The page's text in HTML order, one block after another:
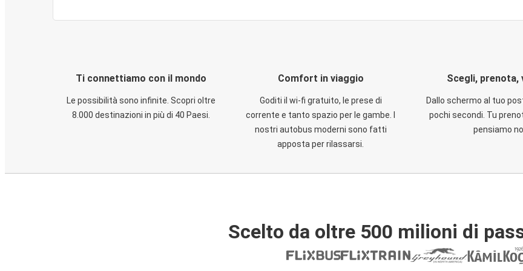
Ti connettiamo con il mondo
Le possibilità sono infinite. Scopri oltre
8.000 destinazioni in più di 40 Paesi.
Comfort in viaggio
Goditi il wi-fi gratuito, le prese di
corrente e tanto spazio per le gambe. I
nostri autobus moderni sono fatti
apposta per rilassarsi.
Scegli, prenota,
Dallo schermo al tuo
pochi secondi. Tu
pensiamo
Scelto da oltre 500 milioni di